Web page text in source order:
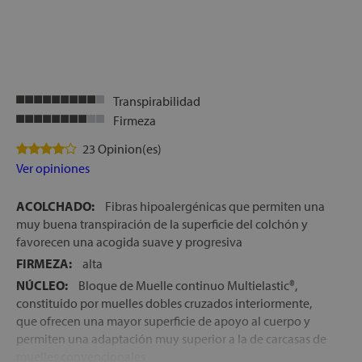
Transpirabilidad
Firmeza
23 Opinion(es)
Ver opiniones
ACOLCHADO:
Fibras hipoalergénicas que permiten una
muy buena transpiración de la superficie del colchón y
favorecen una acogida suave y progresiva
FIRMEZA:
alta
NÚCLEO:
Bloque de Muelle continuo Multielastic®,
constituido por muelles dobles cruzados interiormente,
que ofrecen una mayor superficie de apoyo al cuerpo y
permiten una adaptación muy superior a la de carcasas de